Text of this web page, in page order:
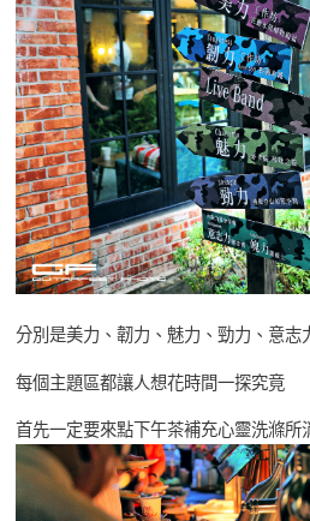
分別是美力、韌力、魅力、勁力、意
每個主題區都讓人想花時間一探究竟
首先一定要來點下午茶補充心靈洗滌所